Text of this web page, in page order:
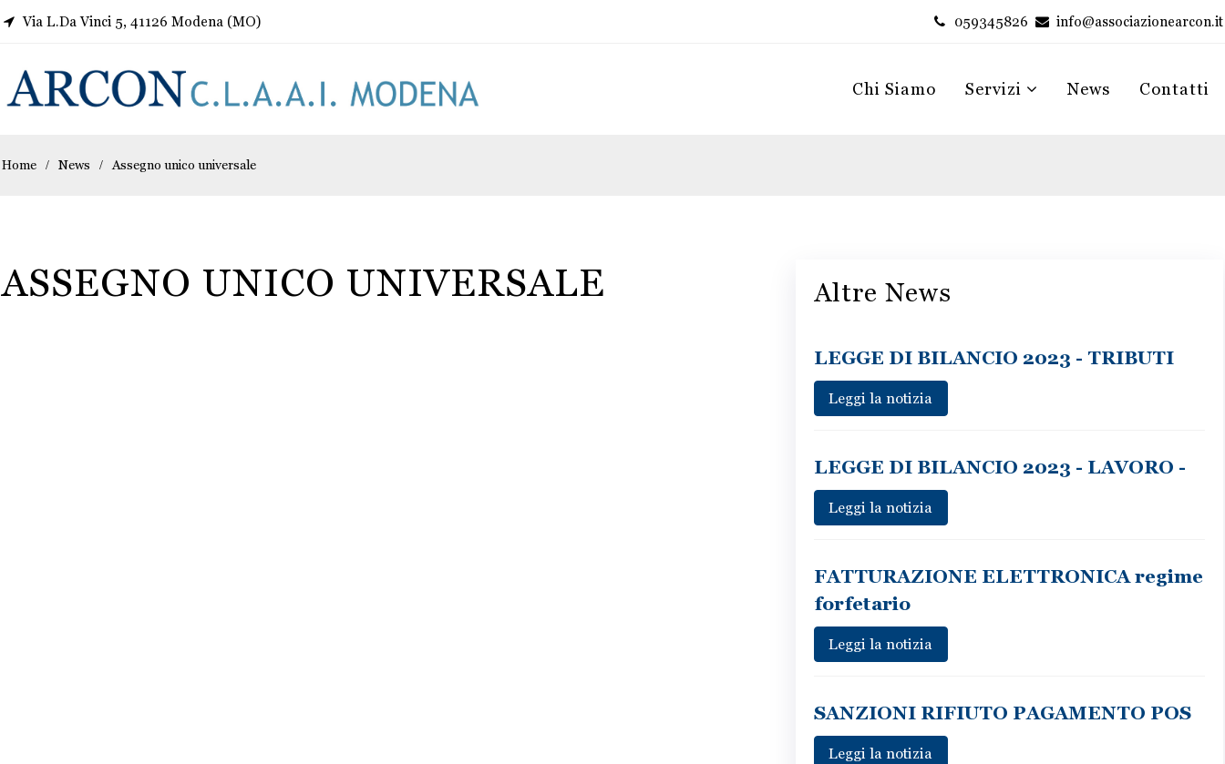
Via L.Da Vinci 5, 41126 Modena (MO) 059345826 info@associazionearcon.it
Chi Siamo Servizi News Contatti
Home News Assegno unico universale
ASSEGNO UNICO UNIVERSALE Altre News
LEGGE DI BILANCIO 2023 - TRIBUTI
Leggi la notizia
LEGGE DI BILANCIO 2023 - LAVORO -
Leggi la notizia
FATTURAZIONE ELETTRONICA regime
forfetario
Leggi la notizia
SANZIONI RIFIUTO PAGAMENTO POS
Leggi la notizia